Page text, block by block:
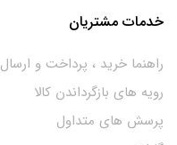
خدمات مشتریان
راهنما خرید ، پرداخت و ارسال
رویه های بازگرداندن کالا
پرسش های متداول